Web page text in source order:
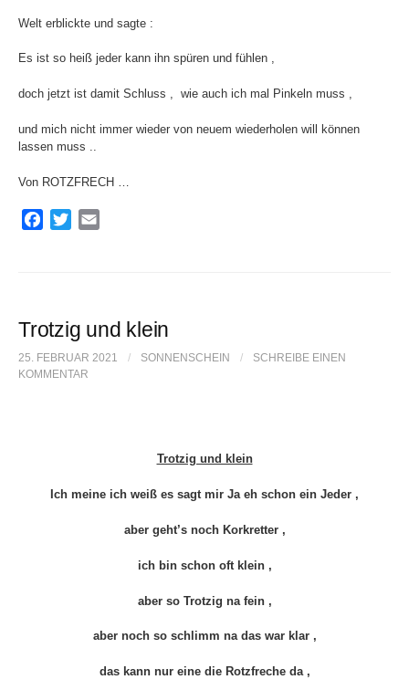
Welt erblickte und sagte :
Es ist so heiß jeder kann ihn spüren und fühlen ,
doch jetzt ist damit Schluss , wie auch ich mal Pinkeln muss ,
und mich nicht immer wieder von neuem wiederholen will können
lassen muss ..
Von ROTZFRECH …
o
k
e
r
Trotzig und klein
25. FEBRUAR 2021 / SONNENSCHEIN /
SCHREIBE EINEN
KOMMENTAR
Trotzig und klein
Ich meine ich weiß es sagt mir Ja eh schon ein Jeder ,
aber geht’s noch Korkretter ,
ich bin schon oft klein ,
aber so Trotzig na fein ,
aber noch so schlimm na das war klar ,
das kann nur eine die Rotzfreche da ,